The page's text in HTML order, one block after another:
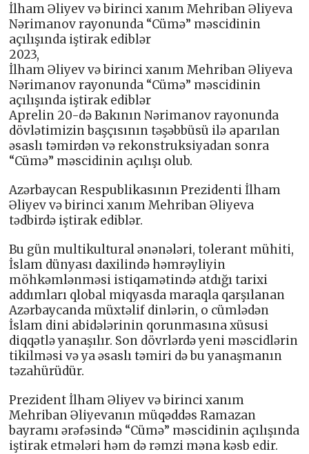
İlham Əliyev və birinci xanım Mehriban Əliyeva
Nərimanov rayonunda “Cümə” məscidinin
açılışında iştirak ediblər
2023,
İlham Əliyev və birinci xanım Mehriban Əliyeva
Nərimanov rayonunda “Cümə” məscidinin
açılışında iştirak ediblər
Aprelin 20-də Bakının Nərimanov rayonunda
dövlətimizin başçısının təşəbbüsü ilə aparılan
əsaslı təmirdən və rekonstruksiyadan sonra
“Cümə” məscidinin açılışı olub.
Azərbaycan Respublikasının Prezidenti İlham
Əliyev və birinci xanım Mehriban Əliyeva
tədbirdə iştirak ediblər.
Bu gün multikultural ənənələri, tolerant mühiti,
İslam dünyası daxilində həmrəyliyin
möhkəmlənməsi istiqamətində atdığı tarixi
addımları qlobal miqyasda maraqla qarşılanan
Azərbaycanda müxtəlif dinlərin, o cümlədən
İslam dini abidələrinin qorunmasına xüsusi
diqqətlə yanaşılır. Son dövrlərdə yeni məscidlərin
tikilməsi və ya əsaslı təmiri də bu yanaşmanın
təzahürüdür.
Prezident İlham Əliyev və birinci xanım
Mehriban Əliyevanın müqəddəs Ramazan
bayramı ərəfəsində “Cümə” məscidinin açılışında
iştirak etmələri həm də rəmzi məna kəsb edir.